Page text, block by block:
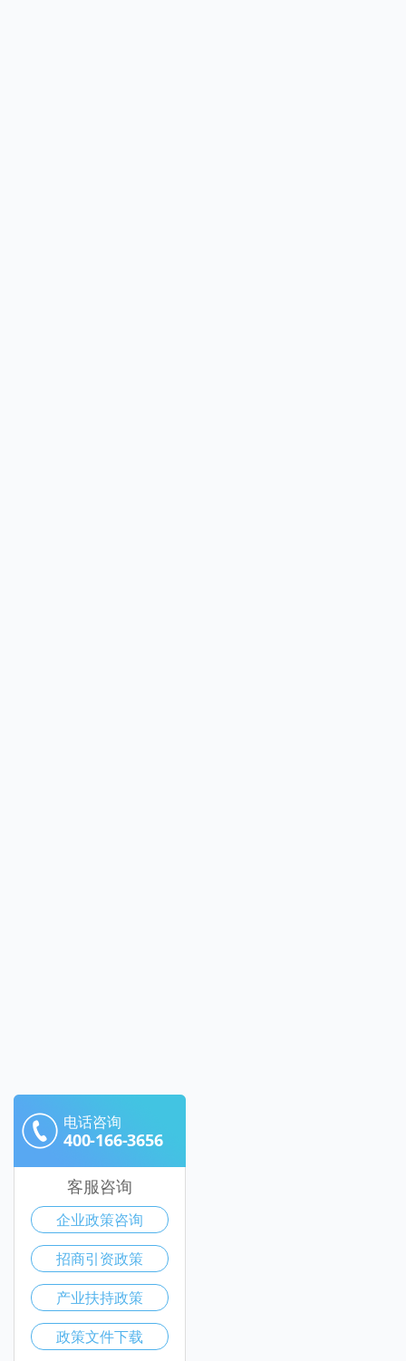
电话咨询
400-166-3656
客服咨询
企业政策咨询
招商引资政策
产业扶持政策
政策文件下载